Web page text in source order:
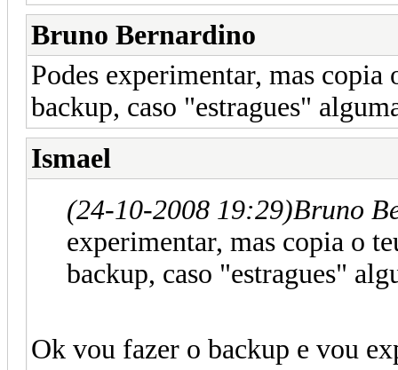
Bruno Bernardino
Podes experimentar, mas
backup, caso "estragues"
Ismael
(24-10-2008 19:29)Bruno
experimentar, mas copia o
backup, caso "estragues"
Ok vou fazer o backup e vou